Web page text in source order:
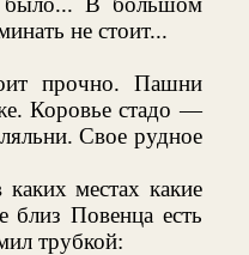
не стоит...
прочно. Пашни
Коровье стадо —
Свое рудное
местах какие
Повенца есть
трубкой: